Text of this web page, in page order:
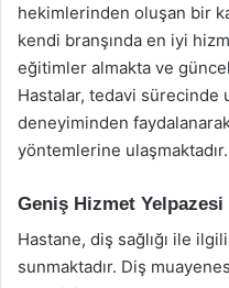
hekimlerinden oluşan bir
kendi branşında en iyi
eğitimler almakta ve
Hastalar, tedavi
deneyiminden
yöntemlerine ulaşmaktadır.
Geniş Hizmet Yelpazesi
Hastane, diş sağlığı ile
sunmaktadır. Diş